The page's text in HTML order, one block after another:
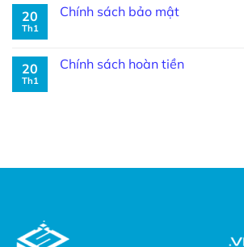
20
Th1
Chính sách bảo mật
20
Th1
Chính sách hoàn tiền